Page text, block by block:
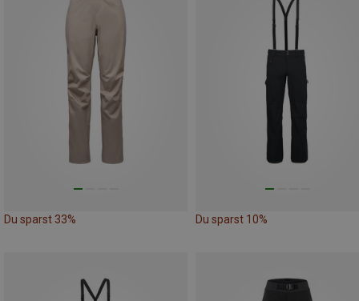
Du sparst 33% Du sparst 10%